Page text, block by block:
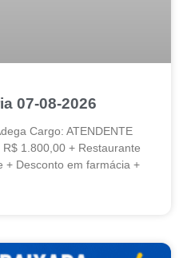
07-08-2026
Cargo: ATENDENTE
1.800,00 + Restaurante
+ Desconto em farmácia +